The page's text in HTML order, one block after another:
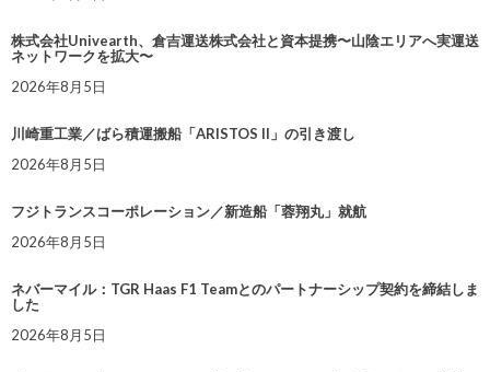
株式会社Univearth、倉吉運送株式会社と資本提携〜山陰エリアへ実運送
ネットワークを拡大〜
2026年8月5日
川崎重工業／ばら積運搬船「ARISTOS II」の引き渡し
2026年8月5日
フジトランスコーポレーション／新造船「蓉翔丸」就航
2026年8月5日
ネバーマイル：TGR Haas F1 Teamとのパートナーシップ契約を締結しま
した
2026年8月5日